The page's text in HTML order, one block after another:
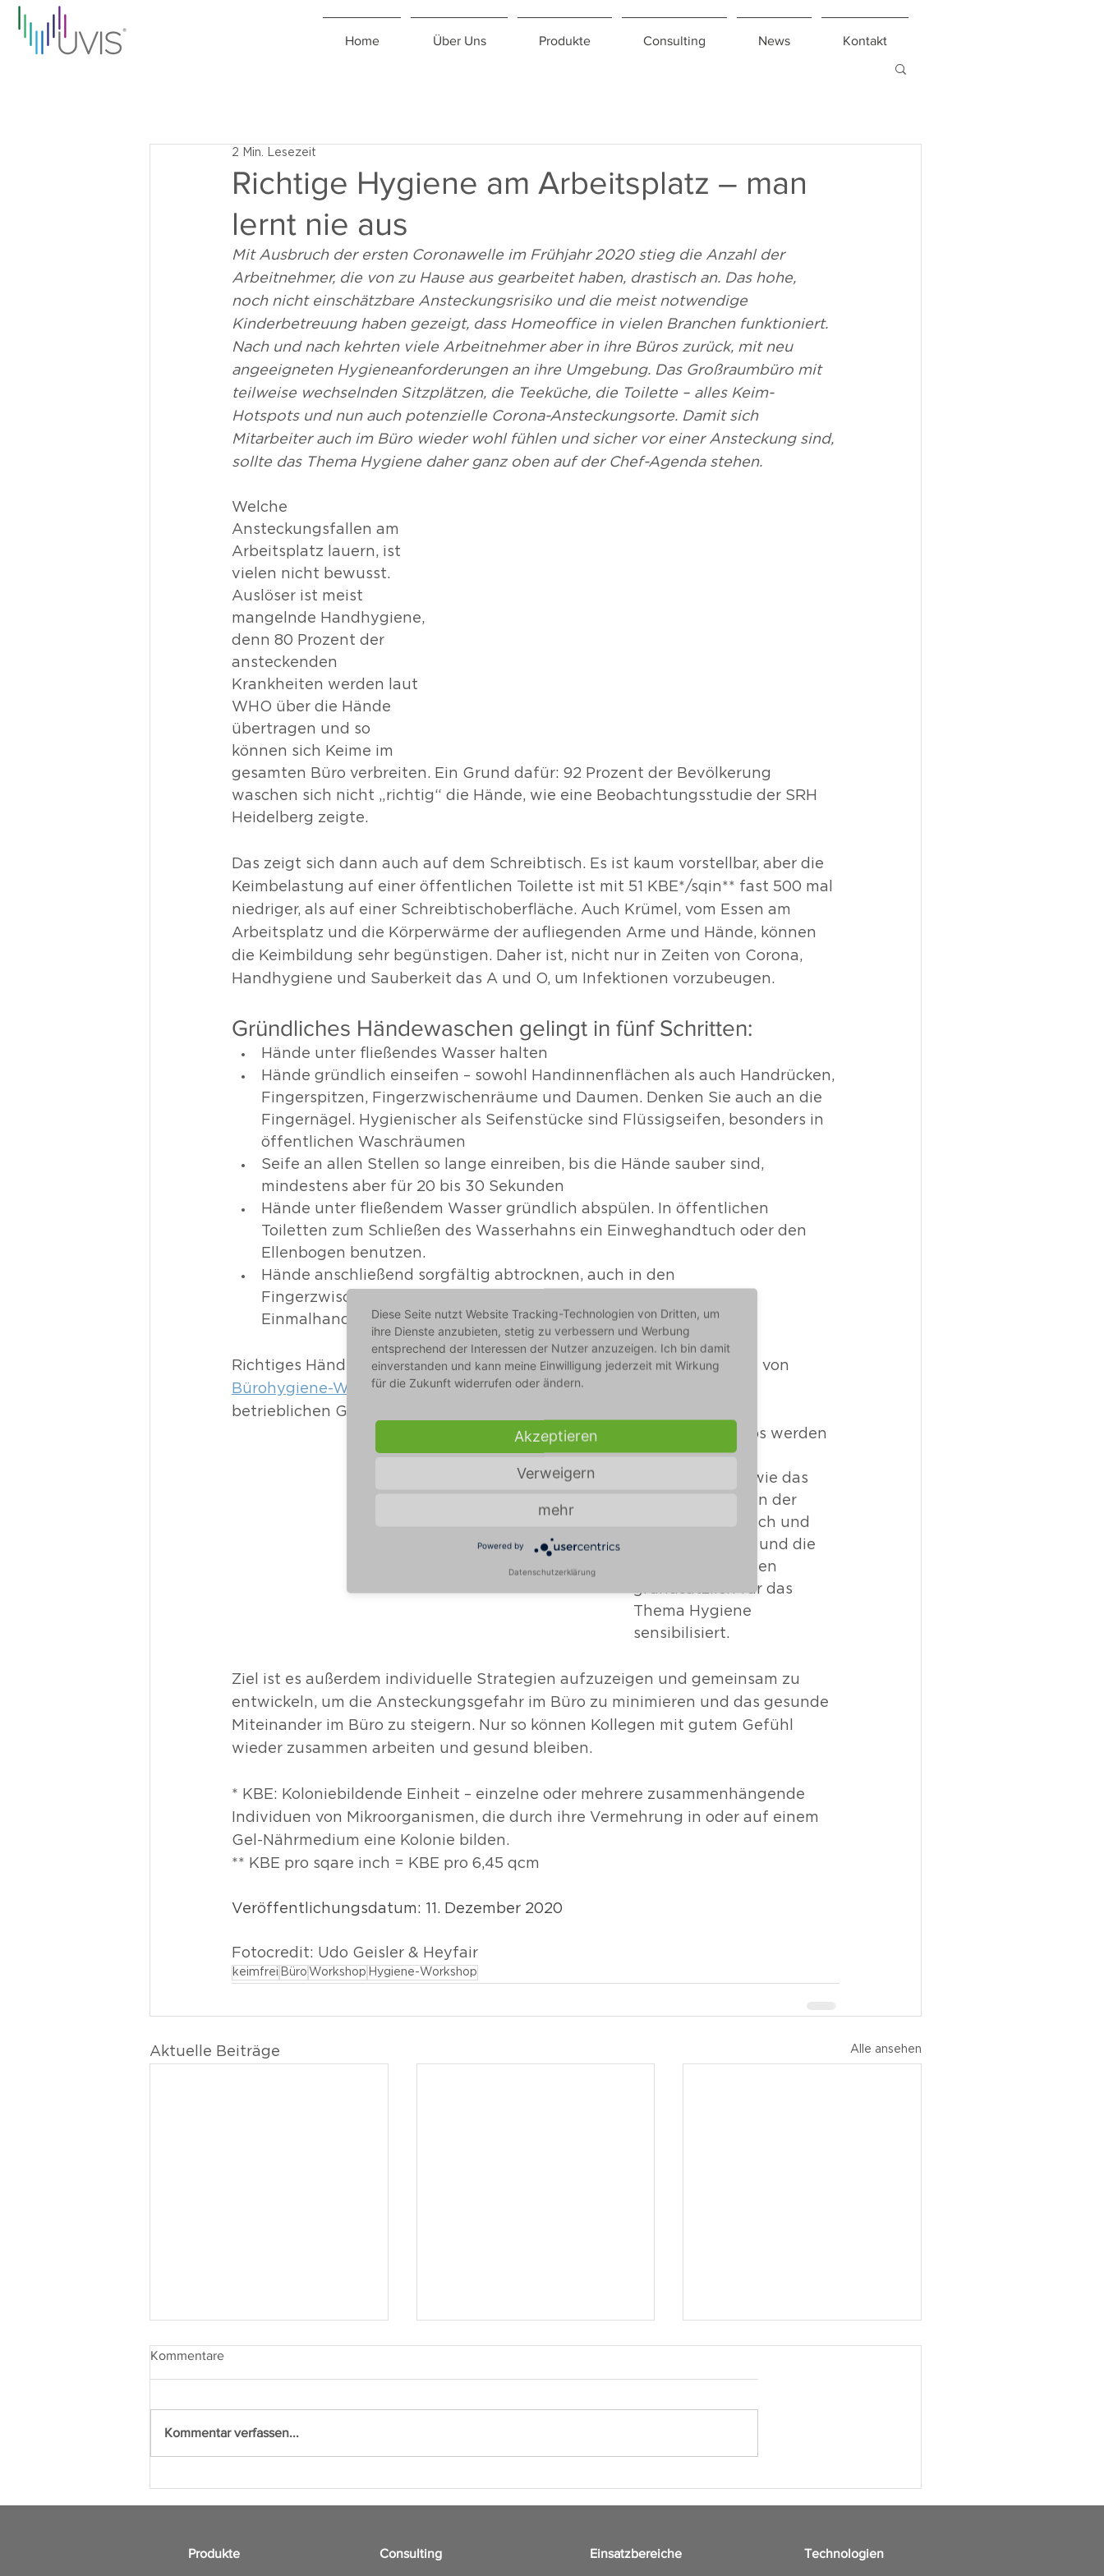
Home Über Uns Produkte Consulting News Kontakt
Richtige Hygiene am Arbeitsplatz – man
lernt nie aus
2 Min. Lesezeit
Mit Ausbruch der ersten Coronawelle im Frühjahr 2020 stieg die Anzahl der
Arbeitnehmer, die von zu Hause aus gearbeitet haben, drastisch an. Das hohe,
noch nicht einschätzbare Ansteckungsrisiko und die meist notwendige
Kinderbetreuung haben gezeigt, dass Homeoffice in vielen Branchen funktioniert.
Nach und nach kehrten viele Arbeitnehmer aber in ihre Büros zurück, mit neu
angeeigneten Hygieneanforderungen an ihre Umgebung. Das Großraumbüro mit
teilweise wechselnden Sitzplätzen, die Teeküche, die Toilette – alles Keim-
Hotspots und nun auch potenzielle Corona-Ansteckungsorte. Damit sich
Mitarbeiter auch im Büro wieder wohl fühlen und sicher vor einer Ansteckung sind,
sollte das Thema Hygiene daher ganz oben auf der Chef-Agenda stehen.
Welche
Ansteckungsfallen am
Arbeitsplatz lauern, ist
vielen nicht bewusst.
Auslöser ist meist
mangelnde Handhygiene,
denn 80 Prozent der
ansteckenden
Krankheiten werden laut
WHO über die Hände
übertragen und so
können sich Keime im
gesamten Büro verbreiten. Ein Grund dafür: 92 Prozent der Bevölkerung
waschen sich nicht „richtig“ die Hände, wie eine Beobachtungsstudie der SRH
Heidelberg zeigte.
Das zeigt sich dann auch auf dem Schreibtisch. Es ist kaum vorstellbar, aber die
Keimbelastung auf einer öffentlichen Toilette ist mit 51 KBE*/sqin** fast 500 mal
niedriger, als auf einer Schreibtischoberfläche. Auch Krümel, vom Essen am
Arbeitsplatz und die Körperwärme der aufliegenden Arme und Hände, können
die Keimbildung sehr begünstigen. Daher ist, nicht nur in Zeiten von Corona,
Handhygiene und Sauberkeit das A und O, um Infektionen vorzubeugen.
Gründliches Händewaschen gelingt in fünf Schritten:
Hände unter fließendes Wasser halten
Hände gründlich einseifen – sowohl Handinnenflächen als auch Handrücken,
Fingerspitzen, Fingerzwischenräume und Daumen. Denken Sie auch an die
Fingernägel. Hygienischer als Seifenstücke sind Flüssigseifen, besonders in
öffentlichen Waschräumen
Seife an allen Stellen so lange einreiben, bis die Hände sauber sind,
mindestens aber für 20 bis 30 Sekunden
Hände unter fließendem Wasser gründlich abspülen. In öffentlichen
Toiletten zum Schließen des Wasserhahns ein Einweghandtuch oder den
Ellenbogen benutzen.
Hände anschließend sorgfältig abtrocknen, auch in den
Fingerzwischenräumen. In öffentlichen Toiletten am besten mit
Einmalhandtüchern, zuhause mit einem persönlichen Handtuch.
Richtiges Händewaschen ist deswegen auch ein wichtiger Bestandteil von
Bürohygiene-Workshops, die eine ideale Ergänzung zum bestehenden
betrieblichen Gesundheitsmanagement sein können.
In den Workshops werden
das wirksame
Desinfizieren sowie das
korrekte Waschen der
Hände anschaulich und
interaktiv geübt und die
Mitarbeiter werden
grundsätzlich für das
Thema Hygiene
sensibilisiert.
Ziel ist es außerdem individuelle Strategien aufzuzeigen und gemeinsam zu
entwickeln, um die Ansteckungsgefahr im Büro zu minimieren und das gesunde
Miteinander im Büro zu steigern. Nur so können Kollegen mit gutem Gefühl
wieder zusammen arbeiten und gesund bleiben.
* KBE: Koloniebildende Einheit – einzelne oder mehrere zusammenhängende
Individuen von Mikroorganismen, die durch ihre Vermehrung in oder auf einem
Gel-Nährmedium eine Kolonie bilden.
** KBE pro sqare inch = KBE pro 6,45 qcm
Veröffentlichungsdatum: 11. Dezember 2020
Fotocredit: Udo Geisler & Heyfair
keimfrei Büro Workshop Hygiene-Workshop
Aktuelle Beiträge Alle ansehen
Kommentare
Kommentar verfassen...
Produkte Consulting Einsatzbereiche Technologien
Diese Seite nutzt Website Tracking-Technologien von Dritten, um
ihre Dienste anzubieten, stetig zu verbessern und Werbung
entsprechend der Interessen der Nutzer anzuzeigen. Ich bin damit
einverstanden und kann meine Einwilligung jederzeit mit Wirkung
für die Zukunft widerrufen oder ändern.
Akzeptieren
Verweigern
mehr
Powered by
Datenschutzerklärung